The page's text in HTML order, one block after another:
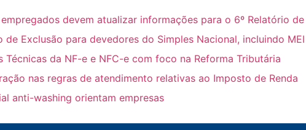
devem atualizar informações para o 6º Relatório
de Exclusão para devedores do Simples Nacional, incluindo MEI
Técnicas da NF-e e NFC-e com foco na Reforma Tributária
nas regras de atendimento relativas ao Imposto de Renda
anti-washing orientam empresas